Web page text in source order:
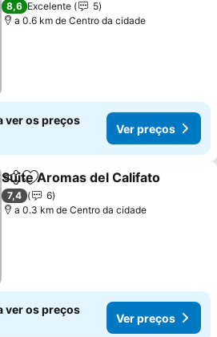
8,6 Excelente
5
a 0.6 km de Centro da cidade
ver os preços
Ver preços
PartilharAdicionar aos favoritos
Suite Aromas del Califato
7,4
6
a 0.3 km de Centro da cidade
ver os preços
Ver preços